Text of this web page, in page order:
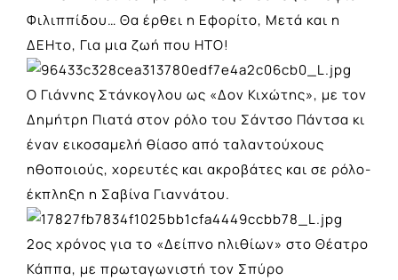
Φιλιππίδου… Θα έρθει η Εφορίτο, Μετά και η
ΔΕΗτο, Για μια ζωή που ΗΤΟ!
Ο Γιάννης Στάνκογλου ως «Δον Κιχώτης», με τον
Δημήτρη Πιατά στον ρόλο του Σάντσο Πάντσα κι
έναν εικοσαμελή θίασο από ταλαντούχους
ηθοποιούς, χορευτές και ακροβάτες και σε ρόλο-
έκπληξη η Σαβίνα Γιαννάτου.
2ος χρόνος για το «Δείπνο ηλιθίων» στο Θέατρο
Κάππα, με πρωταγωνιστή τον Σπύρο